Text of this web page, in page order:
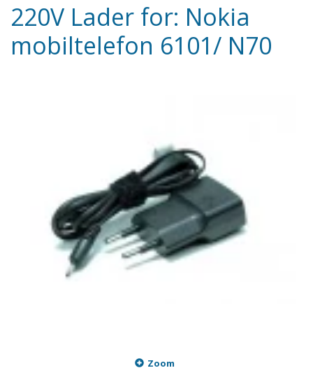
220V Lader for: Nokia
mobiltelefon 6101/ N70
Zoom